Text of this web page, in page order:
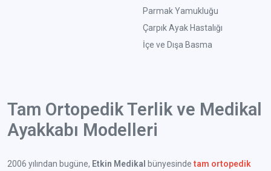
Parmak Yamukluğu
Çarpık Ayak Hastalığı
İçe ve Dışa Basma
Tam Ortopedik Terlik ve Medikal
Ayakkabı Modelleri
2006 yılından bugüne, Etkin Medikal bünyesindetam ortopedik